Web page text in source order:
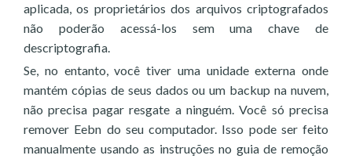
aplicada, os proprietários dos arquivos criptografados
não poderão acessá-los sem uma chave de
descriptografia.
Se, no entanto, você tiver uma unidade externa onde
mantém cópias de seus dados ou um backup na nuvem,
não precisa pagar resgate a ninguém. Você só precisa
remover Eebn do seu computador. Isso pode ser feito
manualmente usando as instruções no guia de remoção